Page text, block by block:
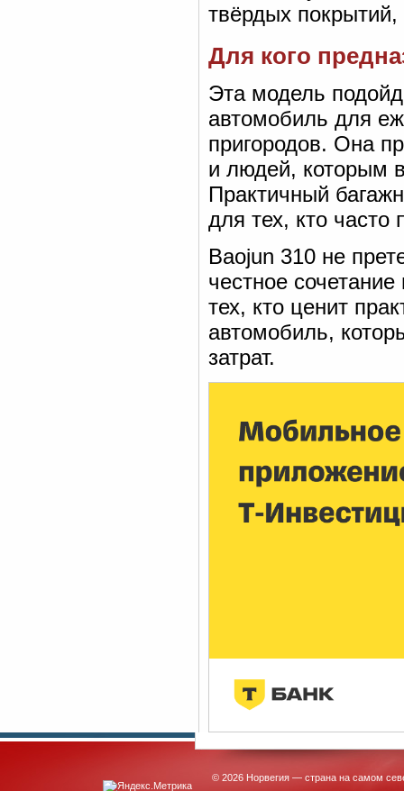
твёрдых
Для кого
Эта модель
автомобиль для
пригородов. Она
и людей, которым
Практичный
для тех, кто часто
Baojun 310 не
честное
тех, кто ценит
автомобиль,
затрат.
© 2026 Норвегия — страна на самом